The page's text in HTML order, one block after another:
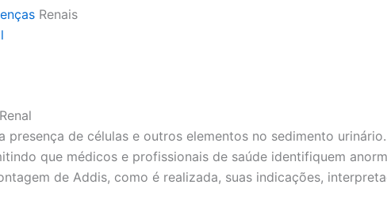
Renais
de células e outros elementos no sedimento
que médicos e profissionais de saúde identifiquem
de Addis, como é realizada, suas indicações,